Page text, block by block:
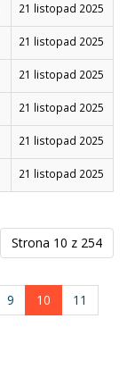
21 listopad 2025
21 listopad 2025
21 listopad 2025
21 listopad 2025
21 listopad 2025
21 listopad 2025
Strona 10 z 254
9 10
11